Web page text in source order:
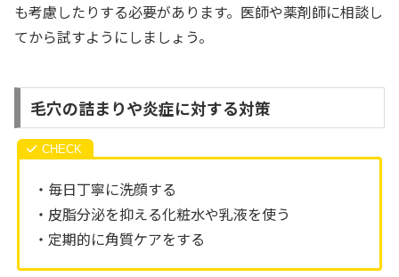
も考慮したりする必要があります。医師や薬剤師に相談し
てから試すようにしましょう。
毛穴の詰まりや炎症に対する対策
・毎日丁寧に洗顔する
・皮脂分泌を抑える化粧水や乳液を使う
・定期的に角質ケアをする